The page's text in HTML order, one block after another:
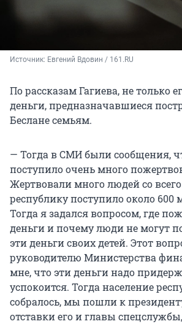
Источник: Евгений Вдовин / 161.RU
По рассказам Гагиева, не только
деньги, предназначавшиеся
Беслане семьям.
— Тогда в СМИ были сообщения,
поступило очень много
Жертвовали много людей со
республику поступило около 600
Тогда я задался вопросом, где
деньги и почему люди не могут
эти деньги своих детей. Этот
руководителю Министерства
мне, что эти деньги надо
успокоится. Тогда население
собралось, мы пошли к
отставки его и главы